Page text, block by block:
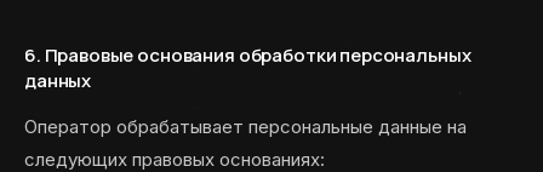
6. Правовые основания обработки персональных
данных
Оператор обрабатывает персональные данные на
следующих правовых основаниях: